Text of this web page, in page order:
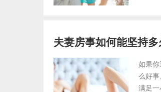
夫妻房事如何能坚持
如果
么好
满足